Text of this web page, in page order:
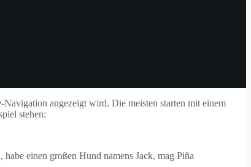
Navigation angezeigt wird. Die meisten starten mit einem
stehen:
einen großen Hund namens Jack, mag Piña